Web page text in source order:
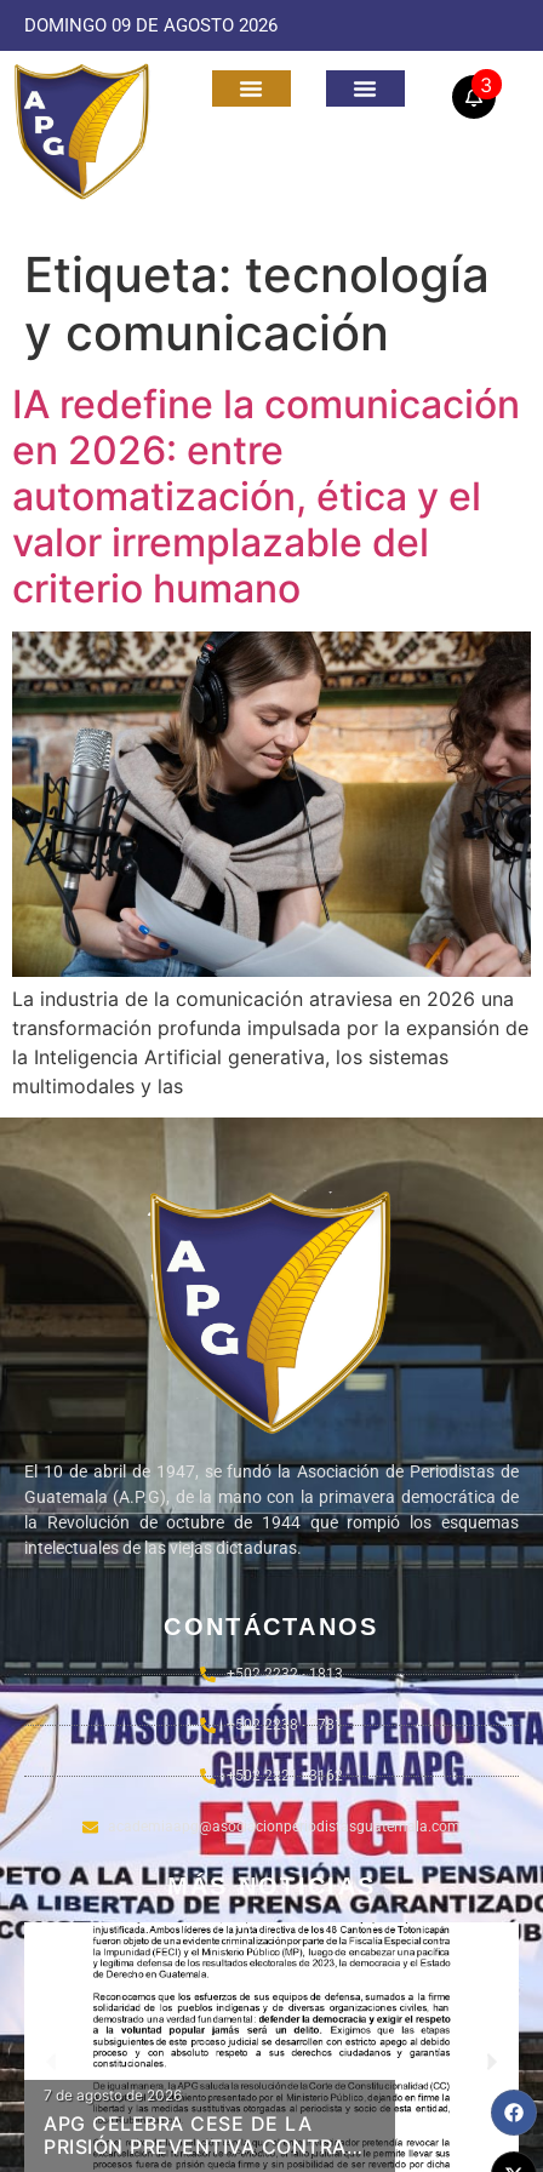
DOMINGO 09 DE AGOSTO 2026
3
Etiqueta: tecnología
y comunicación
IA redefine la comunicación
en 2026: entre
automatización, ética y el
valor irremplazable del
criterio humano
La industria de la comunicación atraviesa en 2026 una
transformación profunda impulsada por la expansión de
la Inteligencia Artificial generativa, los sistemas
multimodales y las
El 10 de abril de 1947, se fundó la Asociación de Periodistas de
Guatemala (A.P.G), de la mano con la primavera democrática de
la Revolución de octubre de 1944 que rompió los esquemas
intelectuales de las viejas dictaduras.
CONTÁCTANOS
+502 2232 - 1813
+502 2238 - 2781
+502 2221 - 3162
academiaapg@asociacionperiodistasguatemala.com
MÁS NOTICIAS
7 de agosto de 2026
APG CELEBRA CESE DE LA
PRISIÓN PREVENTIVA CONTRA